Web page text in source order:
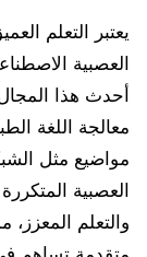
يعتبر التعلم
العصبية
أحدث هذا
معالجة اللغة
والتعلم